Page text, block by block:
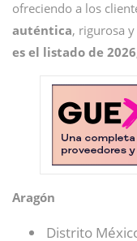
ofreciendo a los
auténtica, rigurosa
es el listado de
Aragón
Distrito